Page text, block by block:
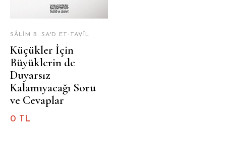
SÂLIM B. SA'D ET-TAVÎL
Küçükler İçin
Büyüklerin de
Duyarsız
Kalamıyacağı Soru
ve Cevaplar
0 TL